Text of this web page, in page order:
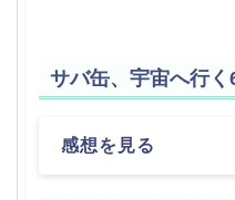
サバ缶、宇宙へ行
感想を見る